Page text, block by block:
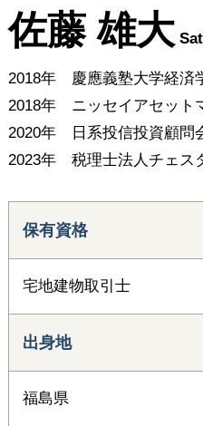
佐藤 雄大
2018年 慶應義塾大学経済
2018年 ニッセイアセット
2020年 日系投信投資顧問
2023年 税理士法人チェス
保有資格
宅地建物取引士
出身地
福島県